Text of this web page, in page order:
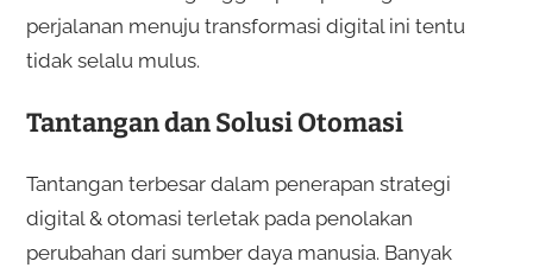
perjalanan menuju transformasi digital ini tentu
tidak selalu mulus.
Tantangan dan Solusi Otomasi
Tantangan terbesar dalam penerapan strategi
digital & otomasi terletak pada penolakan
perubahan dari sumber daya manusia. Banyak